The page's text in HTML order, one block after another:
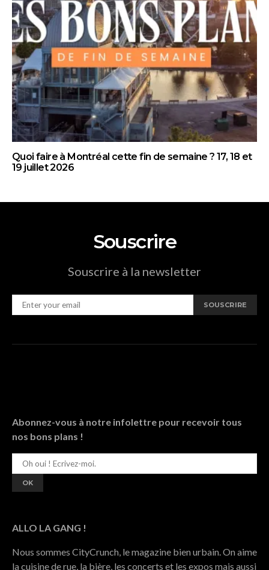
Quoi faire à Montréal cette fin de semaine ? 17, 18 et
19 juillet 2026
Souscrire
Souscrire à la newsletter
SOUSCRIRE
Abonnez-vous à notre infolettre pour recevoir tous
nos bons plans !
ALLO LA GANG !
Nous sommes CityCrunch, le magazine bien urbain. On aime
la cuisine de rue, la bière, les concerts et les expos mais aussi